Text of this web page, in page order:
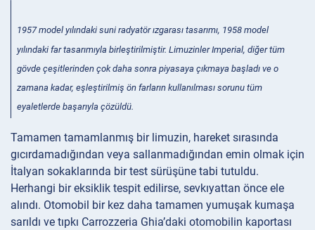
1957 model yılındaki suni radyatör ızgarası tasarımı, 1958 model
yılındaki far tasarımıyla birleştirilmiştir. Limuzinler Imperial, diğer tüm
gövde çeşitlerinden çok daha sonra piyasaya çıkmaya başladı ve o
zamana kadar, eşleştirilmiş ön farların kullanılması sorunu tüm
eyaletlerde başarıyla çözüldü.
Tamamen tamamlanmış bir limuzin, hareket sırasında
gıcırdamadığından veya sallanmadığından emin olmak için
İtalyan sokaklarında bir test sürüşüne tabi tutuldu.
Herhangi bir eksiklik tespit edilirse, sevkıyattan önce ele
alındı. Otomobil bir kez daha tamamen yumuşak kumaşa
sarıldı ve tıpkı Carrozzeria Ghia’daki otomobilin kaportası